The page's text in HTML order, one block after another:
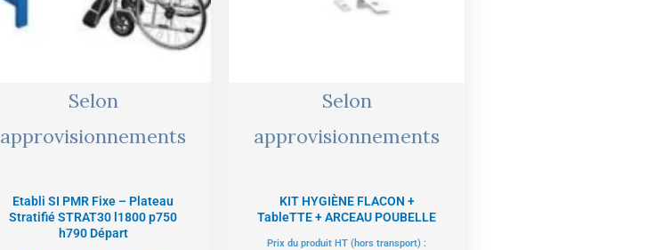
Selon
approvisionnements
Etabli SI PMR Fixe – Plateau
Stratifié STRAT30 l1800 p750
h790 Départ
Selon
approvisionnements
KIT HYGIÈNE FLACON +
TableTTE + ARCEAU POUBELLE
Prix du produit HT (hors transport) :